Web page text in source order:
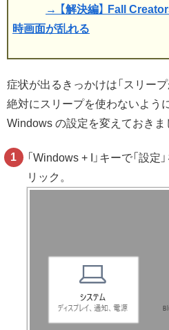
→ 【解決編】 Fall
時画面が乱れる
症状が出るきっかけは「スリー
絶対にスリープを使わないよう
Windows の設定を変えておきま
「Windows + I」キーで「設定
リック。